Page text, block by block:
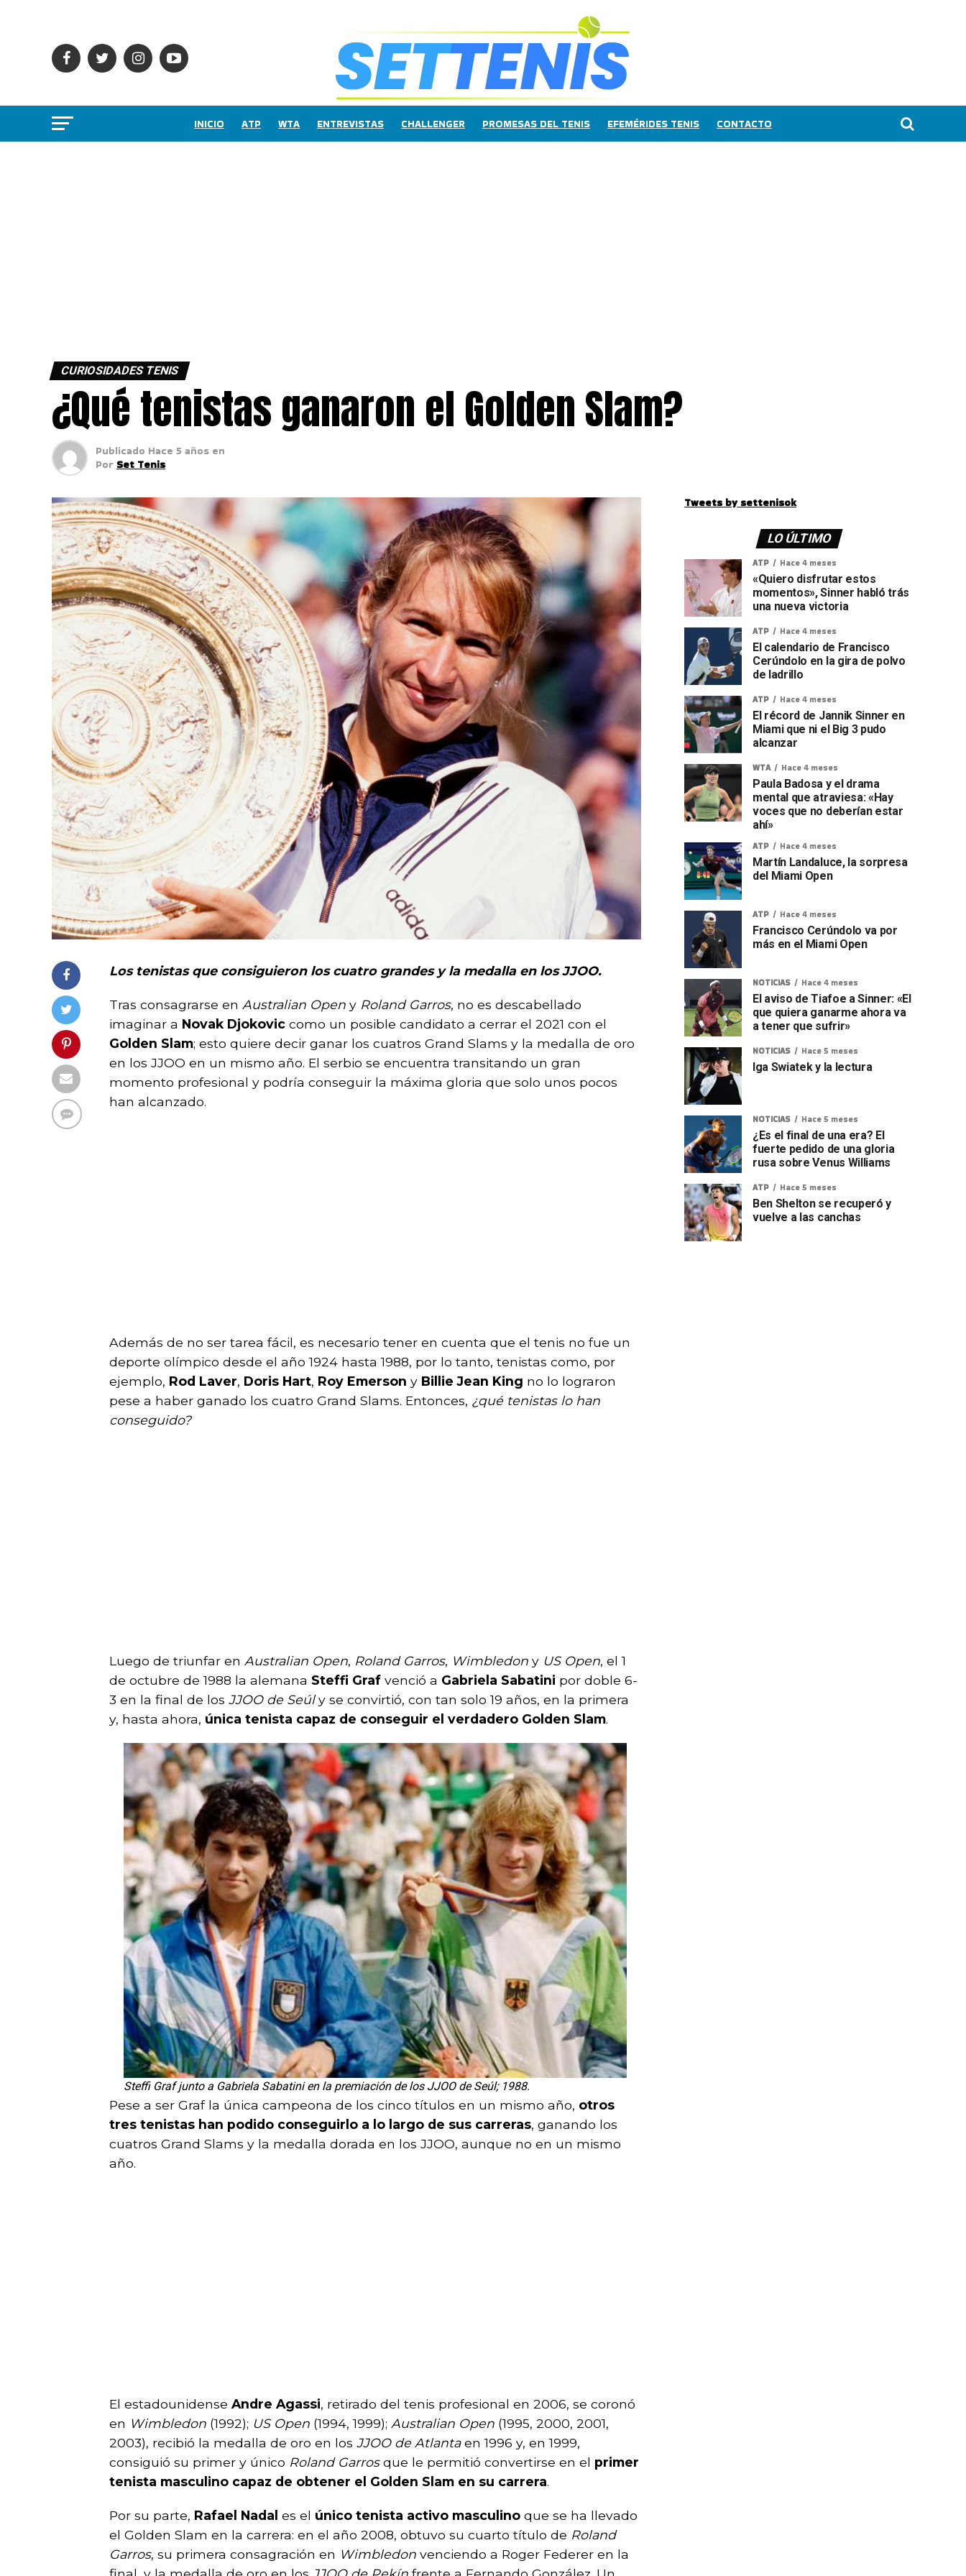
INICIO ATP WTA ENTREVISTAS CHALLENGER PROMESAS DEL TENIS EFEMÉRIDES TENIS CONTACTO
CURIOSIDADES TENIS
¿Qué tenistas ganaron el Golden Slam?
Publicado Hace 5 años en
Por Set Tenis
Los tenistas que consiguieron los cuatro grandes y la medalla en los JJOO.
Tras consagrarse en Australian Open y Roland Garros, no es descabellado
imaginar a Novak Djokovic como un posible candidato a cerrar el 2021 con el
Golden Slam; esto quiere decir ganar los cuatros Grand Slams y la medalla de oro
en los JJOO en un mismo año. El serbio se encuentra transitando un gran
momento profesional y podría conseguir la máxima gloria que solo unos pocos
han alcanzado.
Además de no ser tarea fácil, es necesario tener en cuenta que el tenis no fue un
deporte olímpico desde el año 1924 hasta 1988, por lo tanto, tenistas como, por
ejemplo, Rod Laver, Doris Hart, Roy Emerson y Billie Jean King no lo lograron
pese a haber ganado los cuatro Grand Slams. Entonces, ¿qué tenistas lo han
conseguido?
Luego de triunfar en Australian Open, Roland Garros, Wimbledon y US Open, el 1
de octubre de 1988 la alemana Steffi Graf venció a Gabriela Sabatini por doble 6-
3 en la final de los JJOO de Seúly se convirtió, con tan solo 19 años, en la primera
y, hasta ahora, única tenista capaz de conseguir el verdadero Golden Slam.
Steffi Graf junto a Gabriela Sabatini en la premiación de los JJOO de Seúl; 1988.
Pese a ser Graf la única campeona de los cinco títulos en un mismo año, otros
tres tenistas han podido conseguirlo a lo largo de sus carreras, ganando los
cuatros Grand Slams y la medalla dorada en los JJOO, aunque no en un mismo
año.
El estadounidense Andre Agassi, retirado del tenis profesional en 2006, se coronó
en Wimbledon (1992); US Open (1994, 1999); Australian Open (1995, 2000, 2001,
2003), recibió la medalla de oro en los JJOO de Atlantaen 1996 y, en 1999,
consiguió su primer y único Roland Garrosque le permitió convertirse en el primer
tenista masculino capaz de obtener el Golden Slam en su carrera.
Por su parte, Rafael Nadal es el único tenista activo masculino que se ha llevado
el Golden Slam en la carrera: en el año 2008, obtuvo su cuarto título de Roland
Garros, su primera consagración en Wimbledon venciendo a Roger Federer en la
Tweets by settenisok
LO ÚLTIMO
ATP Hace 4 meses
«Quiero disfrutar estos
momentos», Sinner habló trás
una nueva victoria
ATP Hace 4 meses
El calendario de Francisco
Cerúndolo en la gira de polvo
de ladrillo
ATP Hace 4 meses
El récord de Jannik Sinner en
Miami que ni el Big 3 pudo
alcanzar
WTA Hace 4 meses
Paula Badosa y el drama
mental que atraviesa: «Hay
voces que no deberían estar
ahí»
ATP Hace 4 meses
Martín Landaluce, la sorpresa
del Miami Open
ATP Hace 4 meses
Francisco Cerúndolo va por
más en el Miami Open
NOTICIAS Hace 4 meses
El aviso de Tiafoe a Sinner: «El
que quiera ganarme ahora va
a tener que sufrir»
NOTICIAS Hace 5 meses
Iga Swiatek y la lectura
NOTICIAS Hace 5 meses
¿Es el final de una era? El
fuerte pedido de una gloria
rusa sobre Venus Williams
ATP Hace 5 meses
Ben Shelton se recuperó y
vuelve a las canchas